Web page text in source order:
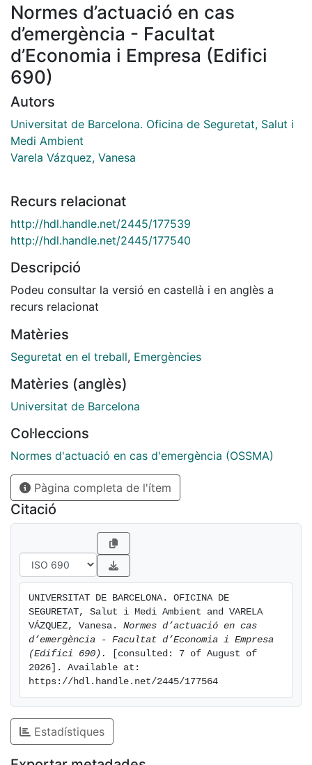
Normes d’actuació en cas
d’emergència - Facultat
d’Economia i Empresa (Edifici
690)
Autors
Universitat de Barcelona. Oficina de Seguretat, Salut i
Medi Ambient
Varela Vázquez, Vanesa
Recurs relacionat
http://hdl.handle.net/2445/177539
http://hdl.handle.net/2445/177540
Descripció
Podeu consultar la versió en castellà i en anglès a
recurs relacionat
Matèries
Seguretat en el treball, Emergències
Matèries (anglès)
Universitat de Barcelona
Col·leccions
Normes d'actuació en cas d'emergència (OSSMA)
Pàgina completa de l'ítem
Citació
UNIVERSITAT DE BARCELONA. OFICINA DE
SEGURETAT, Salut i Medi Ambient and VARELA
VÁZQUEZ, Vanesa. Normes d’actuació en cas
d’emergència - Facultat d’Economia i Empresa
(Edifici 690).
[consulted: 7 of August of
2026]. Available at:
https://hdl.handle.net/2445/177564
Estadístiques